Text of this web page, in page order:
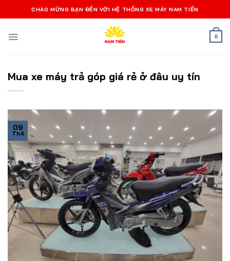
qua
dung
CHÀO MỪNG BẠN ĐẾN VỚI HỆ THỐNG XE MÁY NAM TIẾN
0
Mua xe máy trả góp giá rẻ ở đâu uy tín
09
Th4